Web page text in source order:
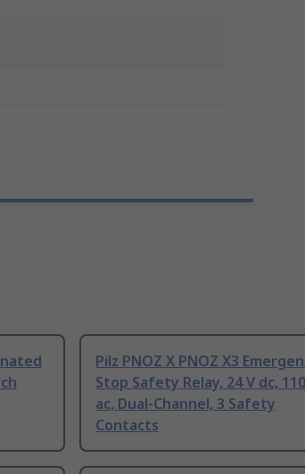
Pilz PNOZ X PNOZ X3
Stop Safety Relay, 24 V dc,
ac, Dual-Channel, 3 Safety
Contacts